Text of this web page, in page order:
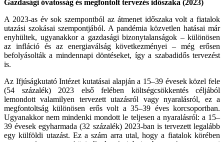
Gazdasági óvatosság és megfontolt tervezés időszaka (2023)
A 2023-as év sok szempontból az átmenet időszaka volt a fiatalok
utazási szokásai szempontjából. A pandémia közvetlen hatásai már
enyhültek, ugyanakkor a gazdasági bizonytalanságok – különösen
az infláció és az energiaválság következményei – még erősen
befolyásolták a mindennapi döntéseket, így a szabadidős tervezést
is.
Az Ifjúságkutató Intézet kutatásai alapján a 15–39 évesek közel fele
(54 százalék) 2023 első felében költségcsökkentés céljából
lemondott valamilyen tervezett utazásról vagy nyaralásról, ez a
megfontoltság különösen erős volt a 35–39 éves korcsoportban.
Ugyanakkor nem mindenki mondott le teljesen a nyaralásról: a 15–
39 évesek egyharmada (32 százalék) 2023-ban is tervezett legalább
egy külföldi utazást. Ez a szám arra utal, hogy a fiatalok körében